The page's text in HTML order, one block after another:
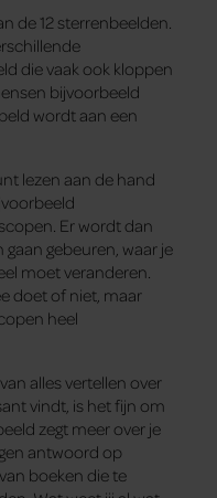
de 12 sterrenbeelden.
die vaak ook kloppen
bijvoorbeeld
wordt aan een
lezen aan de hand
Er wordt dan
gebeuren, waar je
moet veranderen.
doet of niet, maar
heel
alles vertellen over
vindt, is het fijn om
zegt meer over je
antwoord op
boeken die te